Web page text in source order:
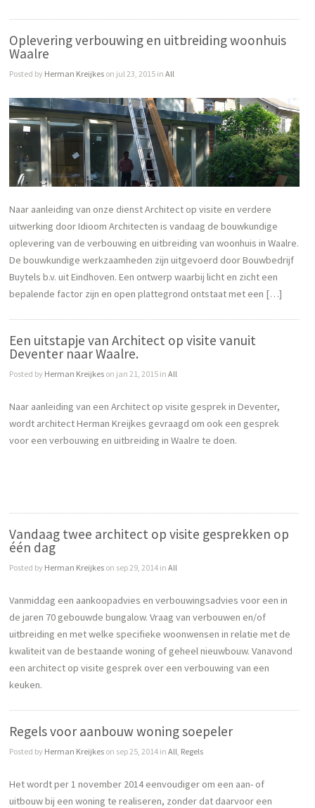
Oplevering verbouwing en uitbreiding woonhuis
Waalre
Posted by Herman Kreijkes on jul 23, 2015 inAll
Naar aanleiding van onze dienst Architect op visite en verdere
uitwerking door Idioom Architecten is vandaag de bouwkundige
oplevering van de verbouwing en uitbreiding van woonhuis in Waalre.
De bouwkundige werkzaamheden zijn uitgevoerd door Bouwbedrijf
Buytels b.v. uit Eindhoven. Een ontwerp waarbij licht en zicht een
bepalende factor zijn en open plattegrond ontstaat met een […]
Een uitstapje van Architect op visite vanuit
Deventer naar Waalre.
Posted by Herman Kreijkes on jan 21, 2015 inAll
Naar aanleiding van een Architect op visite gesprek in Deventer,
wordt architect Herman Kreijkes gevraagd om ook een gesprek
voor een verbouwing en uitbreiding in Waalre te doen.
Vandaag twee architect op visite gesprekken op
één dag
Posted by Herman Kreijkes on sep 29, 2014 inAll
Vanmiddag een aankoopadvies en verbouwingsadvies voor een in
de jaren 70 gebouwde bungalow. Vraag van verbouwen en/of
uitbreiding en met welke specifieke woonwensen in relatie met de
kwaliteit van de bestaande woning of geheel nieuwbouw. Vanavond
een architect op visite gesprek over een verbouwing van een
keuken.
Regels voor aanbouw woning soepeler
Posted by Herman Kreijkes on sep 25, 2014 inAll Regels
Het wordt per 1 november 2014 eenvoudiger om een aan- of
uitbouw bij een woning te realiseren, zonder dat daarvoor een